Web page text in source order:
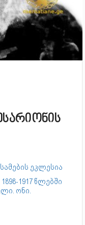
ეკლესია
1917 წლებში
ონი.